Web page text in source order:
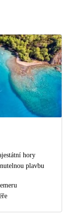
hory
plavbu